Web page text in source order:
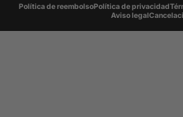
Política de reembolsoPolítica de privacidad
Aviso legal